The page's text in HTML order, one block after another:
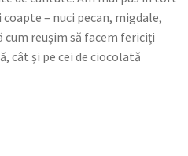
– nuci pecan, migdale,
cum reușim să facem fericiți
cât și pe cei de ciocolată